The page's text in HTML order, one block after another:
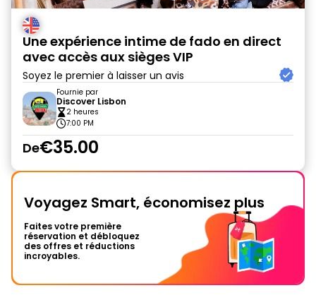
Une expérience intime de fado en direct
avec accès aux sièges VIP
Soyez le premier à laisser un avis
Fournie par
Discover Lisbon
2 heures
7:00 PM
De€35.00
Voyagez Smart, économisez plus
Faites votre première
réservation et débloquez
des offres et réductions
incroyables.